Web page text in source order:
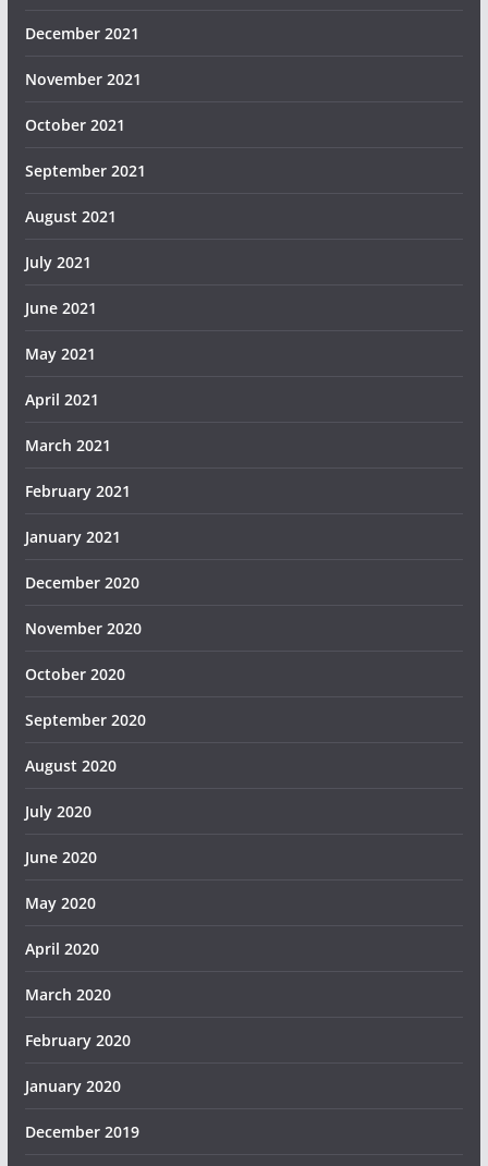
December 2021
November 2021
October 2021
September 2021
August 2021
July 2021
June 2021
May 2021
April 2021
March 2021
February 2021
January 2021
December 2020
November 2020
October 2020
September 2020
August 2020
July 2020
June 2020
May 2020
April 2020
March 2020
February 2020
January 2020
December 2019